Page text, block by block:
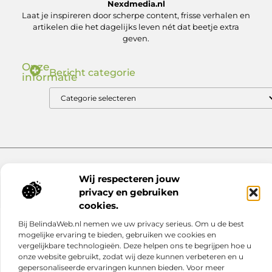
Wij respecteren jouw
privacy en gebruiken
cookies.
Bij BelindaWeb.nl nemen we uw privacy serieus. Om u de best
mogelijke ervaring te bieden, gebruiken we cookies en
vergelijkbare technologieën. Deze helpen ons te begrijpen hoe u
onze website gebruikt, zodat wij deze kunnen verbeteren en u
gepersonaliseerde ervaringen kunnen bieden. Voor meer
Nexdmedia.nl
Laat je inspireren door scherpe content, frisse verhalen en
artikelen die het dagelijks leven nét dat beetje extra
geven.
Onze
informatieBericht categorie
@2025 www.nexdmedia.nl. All Right Reserved.